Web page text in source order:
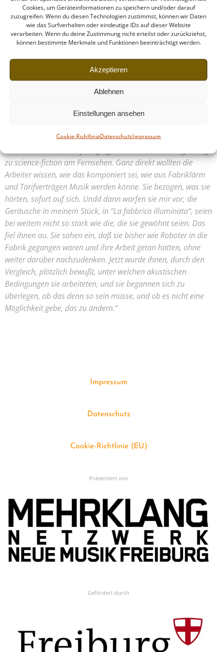
Cookies, um Geräteinformationen zu speichern und/oder darauf
zuzugreifen. Wenn du diesen Technologien zustimmst, können wir Daten
wie das Surfverhalten oder eindeutige IDs auf dieser Website
verarbeiten. Wenn du deine Zustimmung nicht erteilst oder zurückziehst,
können bestimmte Merkmale und Funktionen beeinträchtigt werden.
Akzeptieren
Ablehnen
Einstellungen ansehen
Cookie-RichtlinieDatenschutzImpressum
wurde im Studio di Fonologie der RAI in Mailand
realisiert Das Werk ist den Arbeitern der Italsider-Werke
von Genua-Cornigliano gewidmet. Bei einer Aufführung
der Tonbandwiedergabe.
Im Gespräch mit Hansjörg Pauli hat Luigi Nono 1969
erläutert, was er erlebt hat, wenn er diese Komposition
„Niemand wunderte sich, ob das noch Musik sei, und
zu science-fiction am Fernsehen. Ganz direkt wollten die
Arbeiter wissen, wie das komponiert sei, wie aus Fabriklärm
und Tarifverträgen Musik werden könne. Sie bezogen, was sie
hörten, sofort auf sich. Undd dann warfen sie mir vor, die
Geräusche in meinem Stück, in “La fabbrica illuminata“, seien
bei weitem nicht so stark wie die, die sie gewöhnt seien. Das
fiel ihnen au. Sie sahen ein, daß sie bisher wie Roboter in die
Fabrik gegangen waren und ihre Arbeit getan hatten, ohne
weiter darüber nachzudenken. Jetzt wurde ihnen, durch den
Vergleich, plötzlich bewußt, unter welchen akustischen
Bedingungen sie arbeiteten, und sie begannen sich zu
überlegen, ob das denn so sein müsse, und ob es nicht eine
Möglichkeit gebe, das zu ändern.“
Impressum
Datenschutz
Cookie-Richtlinie (EU)
Präsentiert von
Gefördert durch